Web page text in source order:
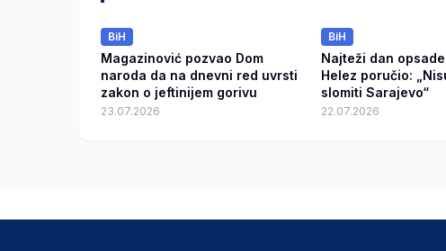
BiH
Magazinović pozvao Dom
naroda da na dnevni red uvrsti
zakon o jeftinijem gorivu
23.07.2026
BiH
Najteži dan
Helez poručio:
slomiti Sarajevo“
22.07.2026